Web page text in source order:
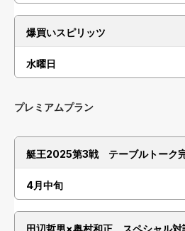
爆買いスピリッツ
水曜日
プレミアムプラン
艇王2025第3戦 テーブルトーク
4月中旬
田辺哲男×奥村和正 スペシャル対